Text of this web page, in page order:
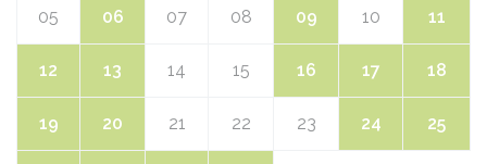
05 06 07 08 09 10 11
12 13 14 15 16 17 18
19 20 21 22 23 24 25